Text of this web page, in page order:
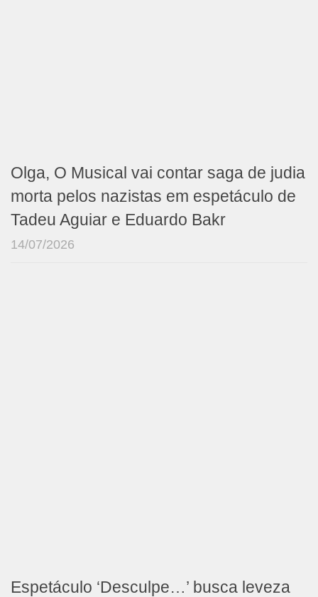
Olga, O Musical vai contar saga de judia
morta pelos nazistas em espetáculo de
Tadeu Aguiar e Eduardo Bakr
14/07/2026
Espetáculo ‘Desculpe…’ busca leveza